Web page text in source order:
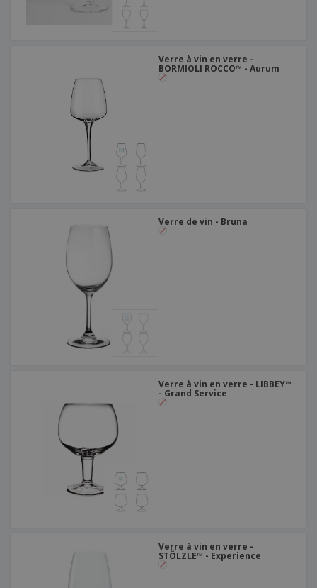
Verre à vin en verre -
BORMIOLI ROCCO™ - Aurum
Verre de vin - Bruna
Verre à vin en verre - LIBBEY™
- Grand Service
Verre à vin en verre -
STÖLZLE™ - Experience